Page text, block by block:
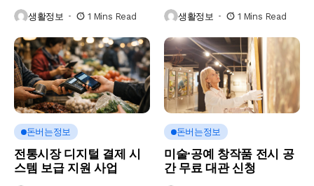
생활정보 1 Mins Read 생활정보 1 Mins Read
돈버는정보
전통시장 디지털 결제 시
스템 보급 지원 사업
돈버는정보
미술·공예 창작품 전시 공
간 무료 대관 신청